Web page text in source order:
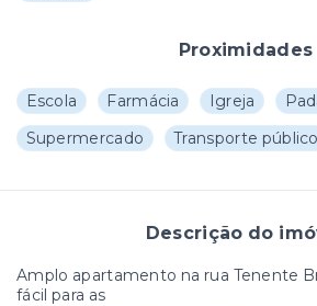
Proximidades
Escola Farmácia Igreja
Supermercado
Transporte público
Descrição do
Amplo apartamento na rua Tenente
fácil para as